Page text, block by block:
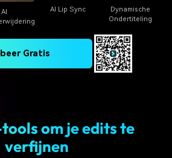
AI
AI Lip Sync
Dynamische
Ondertiteling
Gratis
om je edits te
verfijnen